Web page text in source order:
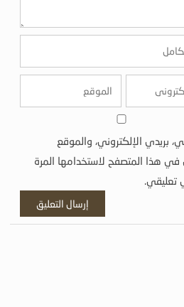
بريدي الإلكتروني، والموقع
في هذا المتصفح لاستخدامها المرة
تعليقي.